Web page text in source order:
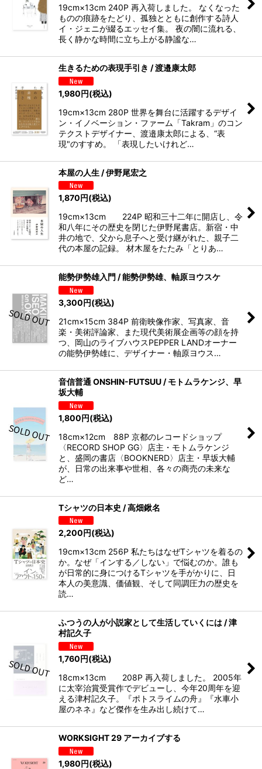
19cm×13cm 240P 再入荷しました。 なくなった
ものの痕跡をたどり、孤独とともに創作する詩人
イ・ジェニが綴るエッセイ集。 夜の闇に流れる、
長く静かな時間に立ち上がる静謐な…
生きるための表現手引き / 渡邉康太郎
1,980円(税込)
19cm×13cm 280P 世界を舞台に活躍するデザイ
ン・イノベーション・ファーム「Takram」のコン
テクストデザイナー、渡邉康太郎による、“表
現"のすすめ。 「表現したいけれど…
本屋の人生 / 伊野尾宏之
1,870円(税込)
19cm×13cm 224P 昭和三十二年に開店し、令
和八年にその歴史を閉じた伊野尾書店。新宿・中
井の地で、父から息子へと受け継がれた、親子二
代の本屋の記録。 材木屋をたたみ「とりあ…
能勢伊勢雄入門 / 能勢伊勢雄、軸原ヨウスケ
3,300円(税込)
21cm×15cm 384P 前衛映像作家、写真家、音
楽・美術評論家、また現代美術展企画等の顔を持
つ、岡山のライブハウスPEPPER LANDオーナー
の能勢伊勢雄に、デザイナー・軸原ヨウス…
音信普通 ONSHIN-FUTSUU / モトムラケンジ、早
坂大輔
1,800円(税込)
18cm×12cm 88P 京都のレコードショップ
〈RECORD SHOP GG〉店主・モトムラケンジ
と、盛岡の書店〈BOOKNERD〉店主・早坂大輔
が、日常の出来事や世相、各々の商売の未来な
ど…
Tシャツの日本史 / 高畑鍬名
2,200円(税込)
19cm×13cm 256P 私たちはなぜTシャツを着るの
か。なぜ「インする／しない」で悩むのか。誰も
が日常的に身につけるTシャツを手がかりに、日
本人の美意識、価値観、そして同調圧力の歴史を
読…
ふつうの人が小説家として生活していくには / 津
村記久子
1,760円(税込)
18cm×13cm 208P 再入荷しました。 2005年
に太宰治賞受賞作でデビューし、今年20周年を迎
える津村記久子。『ポトスライムの舟』『水車小
屋のネネ』など傑作を生み出し続けて…
WORKSIGHT 29 アーカイブする
1,980円(税込)